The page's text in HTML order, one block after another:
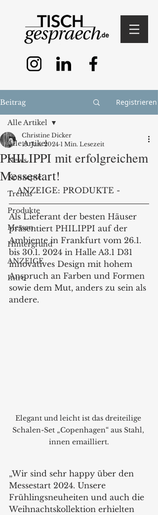
Beitrag Registrieren
Alle Artikel
News
Konzepte
Trends
Produkte
Messen
Hintergrund
ANZEIGE
Intro
Alle Artikel
PHILIPPI mit erfolgreichem
Messestart!
Christine Dicker
19. Jan. 2024 1 Min. Lesezeit
-  ANZEIGE: PRODUKTE -
Als Lieferant der besten Häuser
präsentiert PHILIPPI auf der
Ambiente in Frankfurt vom 26.1.
bis 30.1. 2024 in Halle A3.1 D31
innovatives Design mit hohem
Anspruch an Farben und Formen
sowie dem Mut, anders zu sein als
andere.
Elegant und leicht ist das dreiteilige
Schalen-Set „Copenhagen“ aus Stahl,
innen emailliert.
„Wir sind sehr happy über den
Messestart 2024. Unsere
Frühlingsneuheiten und auch die
Weihnachtskollektion erhielten